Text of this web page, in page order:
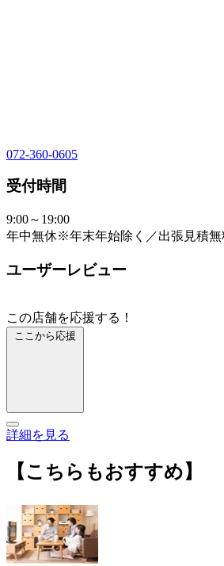
072-360-0605
受付時間
9:00～19:00
年中無休※年末年始除く／出張見積無
ユーザーレビュー
この店舗を応援する！
ここから応援
詳細を見る
【こちらもおすすめ】